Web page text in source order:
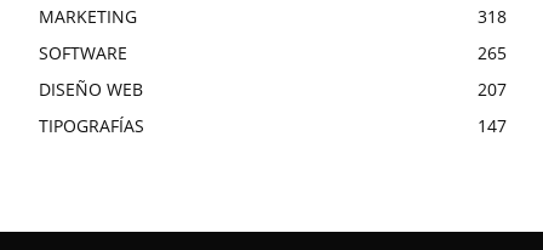
MARKETING
318
SOFTWARE
265
DISEÑO WEB
207
TIPOGRAFÍAS
147